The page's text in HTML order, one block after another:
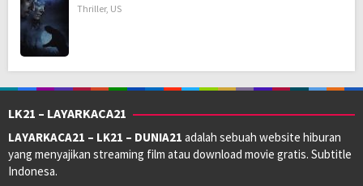
Thriller, US
LK21 – LAYARKACA21
LAYARKACA21 – LK21 – DUNIA21 adalah sebuah website hiburan
yang menyajikan streaming film atau download movie gratis. Subtitle
Indonesa.